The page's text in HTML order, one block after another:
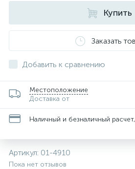
Купить
Заказать
Добавить к сравнению
Местоположение
Доставка от
Наличный и безналичный
Артикул: 01-4910
Пока нет отзывов